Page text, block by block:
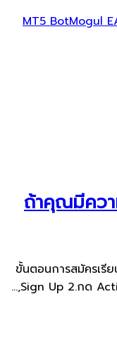
MT5 BotMogul
ถ้าคุณมีคว
ขั้นตอนการสมัครเรี
Sign Up 2.กด